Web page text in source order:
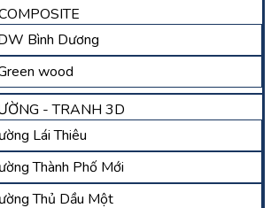
Bình Dương
wood
- TRANH 3D
Lái Thiêu
Thành Phố Mới
Thủ Dầu Một